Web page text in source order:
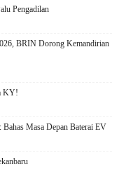
Pengadilan
BRIN Dorong Kemandirian
KY!
Masa Depan Baterai EV